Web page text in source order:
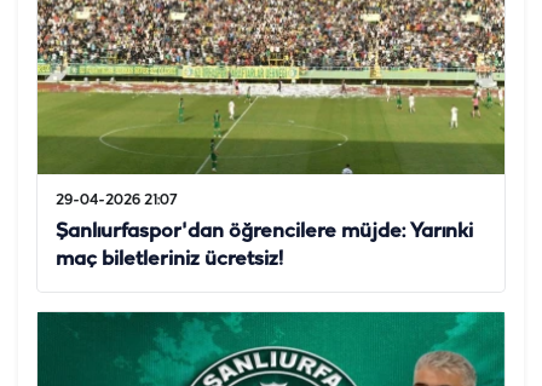
29-04-2026 21:07
Şanlıurfaspor'dan öğrencilere müjde: Yarınki
maç biletleriniz ücretsiz!